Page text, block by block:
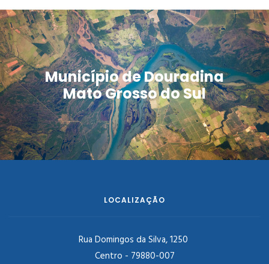
Município de Douradina
Mato Grosso do Sul
LOCALIZAÇÃO
Rua Domingos da Silva, 1250
Centro - 79880-007